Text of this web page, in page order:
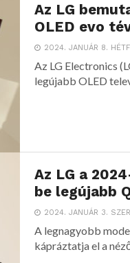
Az LG
OLED evo
2024. JANUÁR 8.
Az LG Electronics
legújabb OLED
Az LG a
be legújabb
2024. JANUÁR 3.
A legnagyobb
kápráztatja el a